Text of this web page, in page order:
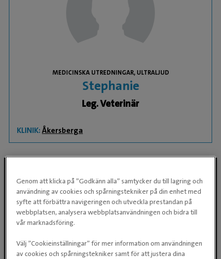
MEDICINSKA UTREDNINGAR, ULTRALJUD
Stephanie
Leg. Veterinär
KLINIK:Åkersberga
Följ oss i sociala medier
Genom att klicka på ”Godkänn alla” samtycker du till lagring och
användning av cookies och spårningstekniker på din enhet med
syfte att förbättra navigeringen och utveckla prestandan på
webbplatsen, analysera webbplatsanvändningen och bidra till
vår marknadsföring.
Välj ”Cookieinställningar” för mer information om användningen
av cookies och spårningstekniker samt för att justera dina